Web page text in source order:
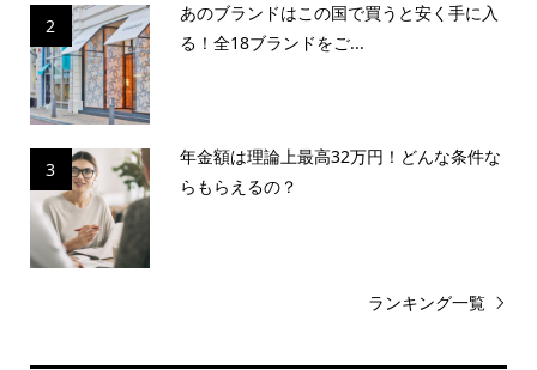
2
あのブランドはこの国で買うと安く手に入
る！全18ブランドをご...
3
年金額は理論上最高32万円！どんな条件な
らもらえるの？
ランキング一覧